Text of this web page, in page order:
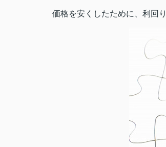
価格を安くしたために、利回